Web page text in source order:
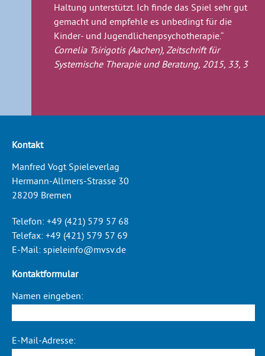
Haltung unterstützt. Ich finde das Spiel sehr gut
gemacht und empfehle es unbedingt für die
Kinder- und Jugendlichenpsychotherapie.“
Cornelia Tsirigotis (Aachen), Zeitschrift für
Systemische Therapie und Beratung, 2015, 33, 3
Kontakt
Manfred Vogt Spieleverlag
Hermann-Allmers-Strasse 30
28209 Bremen
Telefon: +49 (421) 579 57 68
Telefax: +49 (421) 579 57 69
E-Mail: spieleinfo@mvsv.de
Kontaktformular
Namen eingeben:
E-Mail-Adresse: